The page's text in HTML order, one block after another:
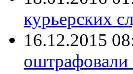
курьерских
16.12.2015